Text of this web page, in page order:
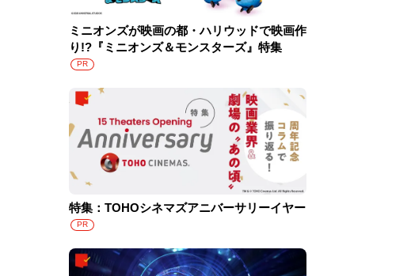
ミニオンズが映画の都・ハリウッドで映画作
り!?『ミニオンズ＆モンスターズ』特集
PR
特集：TOHOシネマズアニバーサリーイヤー
PR